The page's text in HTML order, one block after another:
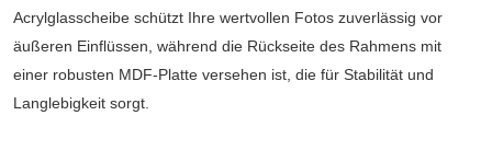
Acrylglasscheibe schützt Ihre wertvollen Fotos zuverlässig vor
äußeren Einflüssen, während die Rückseite des Rahmens mit
einer robusten MDF-Platte versehen ist, die für Stabilität und
Langlebigkeit sorgt.